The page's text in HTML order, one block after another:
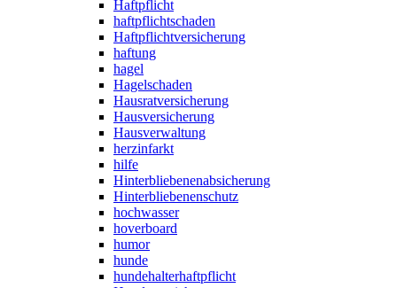
Haftpflicht
haftpflichtschaden
Haftpflichtversicherung
haftung
hagel
Hagelschaden
Hausratversicherung
Hausversicherung
Hausverwaltung
herzinfarkt
hilfe
Hinterbliebenenabsicherung
Hinterbliebenenschutz
hochwasser
hoverboard
humor
hunde
hundehalterhaftpflicht